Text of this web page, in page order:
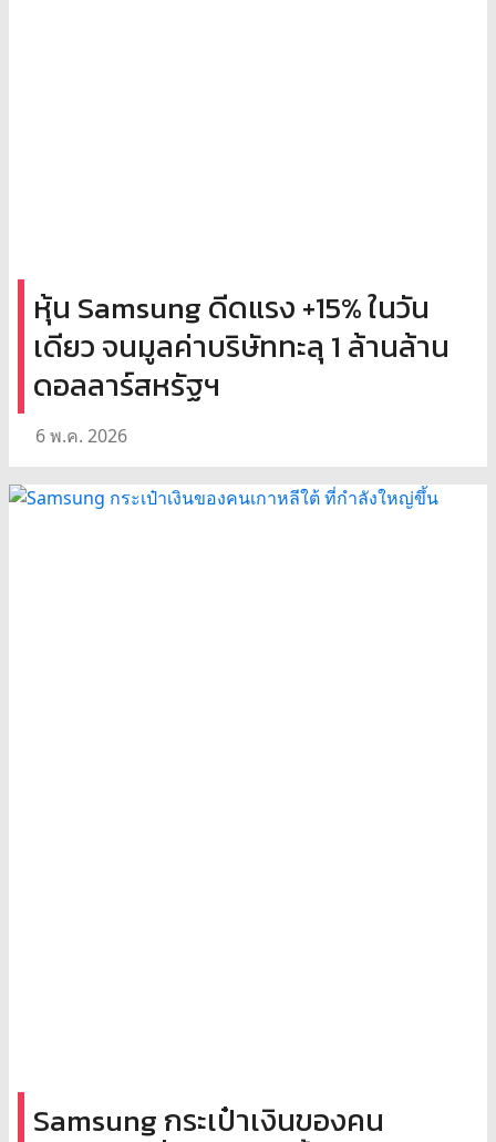
หุ้น Samsung ดีดแรง +15% ในวัน
เดียว จนมูลค่าบริษัททะลุ 1 ล้านล้าน
ดอลลาร์สหรัฐฯ
6 พ.ค. 2026
Samsung กระเป๋าเงินของคน